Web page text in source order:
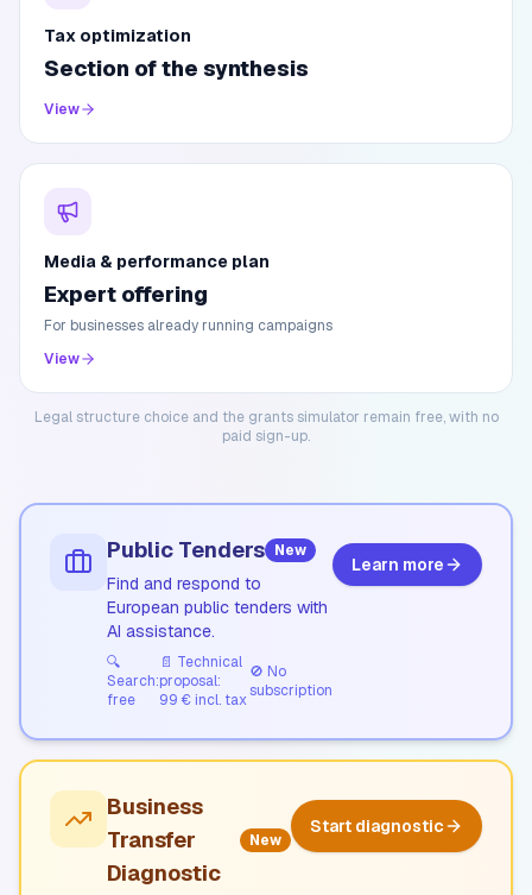
Tax optimization
Section of the synthesis
View
Media & performance plan
Expert offering
For businesses already running campaigns
View
Legal structure choice and the grants simulator remain free, with no
paid sign-up.
Public Tenders New
Find and respond to
European public tenders with
AI assistance.
🔍
Search:
free
📄 Technical
proposal:
99 € incl. tax
🚫 No
subscription
Learn more
Business
Transfer
Diagnostic
New
Start diagnostic